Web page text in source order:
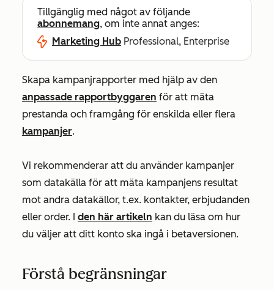
Tillgänglig med något av följande
abonnemang, om inte annat anges:
Marketing Hub Professional, Enterprise
Skapa kampanjrapporter med hjälp av den
anpassade rapportbyggaren för att mäta
prestanda och framgång för enskilda eller flera
kampanjer.
Vi rekommenderar att du använder kampanjer
som datakälla för att mäta kampanjens resultat
mot andra datakällor, t.ex. kontakter, erbjudanden
eller order. I den här artikeln kan du läsa om hur
du väljer att ditt konto ska ingå i betaversionen.
Förstå begränsningar